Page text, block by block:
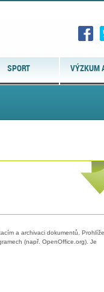
SPORT VÝZKUM
a archivaci dokumentů.
(např. OpenOffice.org). Je